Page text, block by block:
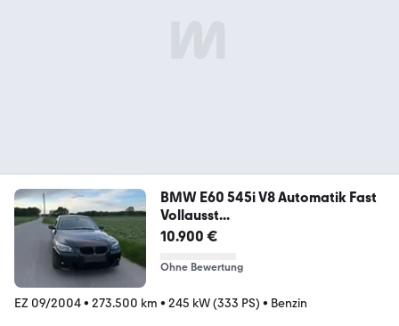
BMW E60 545i V8 Automatik Fast
Vollausst...
10.900 €
Ohne Bewertung
EZ 09/2004• 273.500 km • 245 kW (333 PS) • Benzin